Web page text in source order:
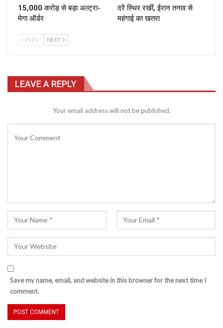
₹15,000 करोड़ से बड़ा अल्ट्रा-
मेगा ऑर्डर
दरें स्थिर रखीं, ईरान तनाव से
महंगाई का खतरा
PREV NEXT
LEAVE A REPLY
Your email address will not be published.
Save my name, email, and website in this browser for the next time I
comment.